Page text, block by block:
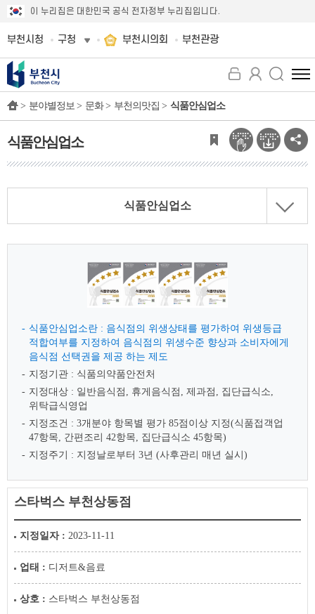
이 누리집은 대한민국 공식 전자정부 누리집입니다.
부천시청 구청 부천시의회 부천관광
전
체
뉴
보
기
> 분야별정보 > 문화 > 부천의맛집 > 식품안심업소
식품안심업소
식품안심업소
식품안심업소란 : 음식점의 위생상태를 평가하여 위생등급
적합여부를 지정하여 음식점의 위생수준 향상과 소비자에게
음식점 선택권을 제공 하는 제도
지정기관 : 식품의약품안전처
지정대상 : 일반음식점, 휴게음식점, 제과점, 집단급식소,
위탁급식영업
지정조건 : 3개분야 항목별 평가 85점이상 지정(식품접객업
47항목, 간편조리 42항목, 집단급식소 45항목)
지정주기 : 지정날로부터 3년 (사후관리 매년 실시)
스타벅스 부천상동점
지정일자 : 2023-11-11
업태 : 디저트&음료
상호 : 스타벅스 부천상동점